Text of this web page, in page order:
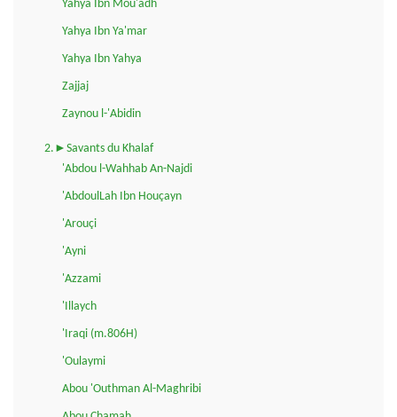
Yahya Ibn Mou'adh
Yahya Ibn Ya'mar
Yahya Ibn Yahya
Zajjaj
Zaynou l-'Abidin
2.►Savants du Khalaf
'Abdou l-Wahhab An-Najdi
'AbdoulLah Ibn Houçayn
'Arouçi
'Ayni
'Azzami
'Illaych
'Iraqi (m.806H)
'Oulaymi
Abou 'Outhman Al-Maghribi